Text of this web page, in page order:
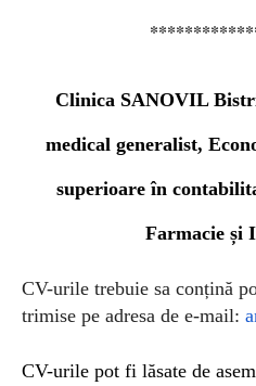
Clinica SANOVIL
medical generalist,
superioare în
Farmacie și
CV-urile trebuie sa conțină
trimise pe adresa de e-mail:
CV-urile pot fi lăsate de